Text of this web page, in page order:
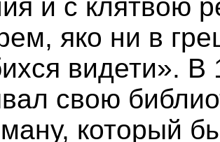
и с клятвою
яко ни в
видети». В
свою
который